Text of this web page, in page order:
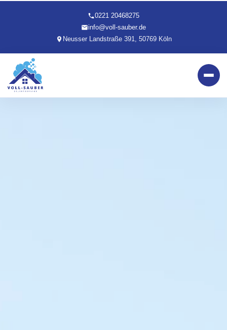
0221 20468275
info@voll-sauber.de
Neusser Landstraße 391, 50769 Köln